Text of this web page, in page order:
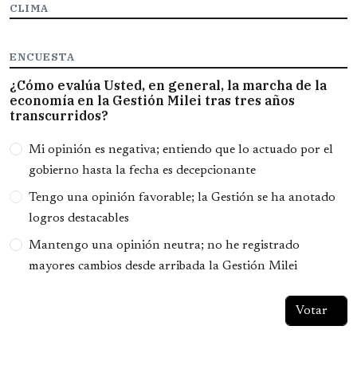
CLIMA
ENCUESTA
¿Cómo evalúa Usted, en general, la marcha de la
economía en la Gestión Milei tras tres años
transcurridos?
Opciones
Mi opinión es negativa; entiendo que lo actuado por el
gobierno hasta la fecha es decepcionante
Tengo una opinión favorable; la Gestión se ha anotado
logros destacables
Mantengo una opinión neutra; no he registrado
mayores cambios desde arribada la Gestión Milei